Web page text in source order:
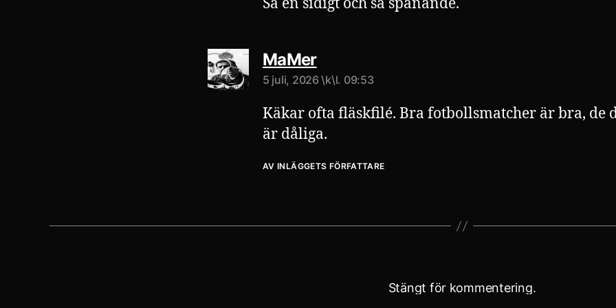
Så en sidigt och så spänande.
MaMersäger:
5 juli, 2026 \k\l. 09:53
Käkar ofta fläskfilé. Bra fotbollsmatcher är bra, de
är dåliga.
AV INLÄGGETS FÖRFATTARE
Stängt för kommentering.